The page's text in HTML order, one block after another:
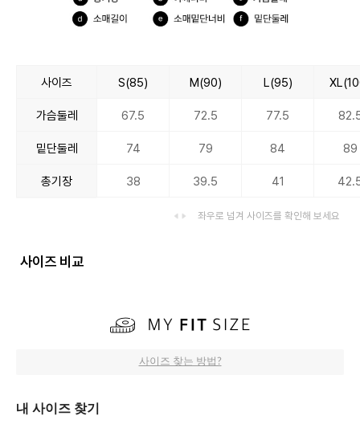
사이즈 S(85) M(90) L(95)
가슴둘레 67.5 72.5 77.5
밑단둘레 74 79 84 89
총기장 38 39.5 41
좌우로 넘겨 사이즈를 확인해 보세요
사이즈 비교